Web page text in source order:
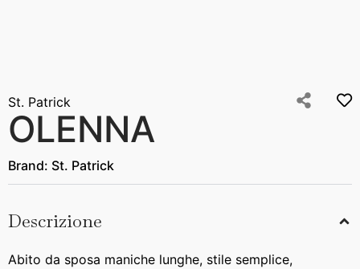
St. Patrick
OLENNA
Brand: St. Patrick
Descrizione
Abito da sposa maniche lunghe, stile semplice,